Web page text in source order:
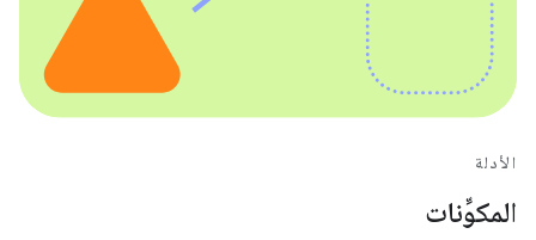
الأدلة
المكوِّنات